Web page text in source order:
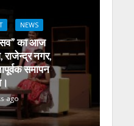
n
g
er
dI
n
NEWS
का आज
राजेन्द्र नगर,
समापन
ago